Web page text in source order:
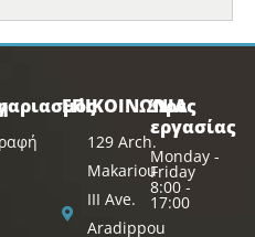
ΕΠΙΚΟΙΝΩΝΙΑ
129 Arch.
Makariou
III Ave.
Aradippou
Ώρες
εργασίας
Monday -
Friday
8:00 -
17:00